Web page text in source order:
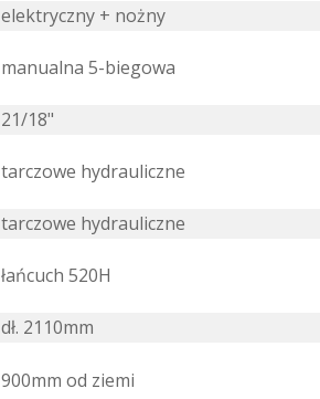
elektryczny + nożny
manualna 5-biegowa
21/18"
tarczowe hydrauliczne
tarczowe hydrauliczne
łańcuch 520H
dł. 2110mm
900mm od ziemi